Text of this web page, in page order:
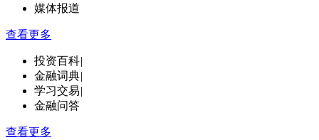
媒体报道
查看更多
投资百科|
金融词典|
学习交易|
金融问答
查看更多